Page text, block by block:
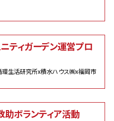
ニティガーデン運営プロ
環生活研究所x積水ハウス㈱x福岡市
ボランティア活動